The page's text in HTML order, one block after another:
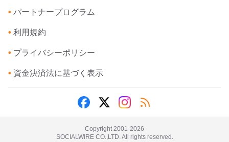
• パートナープログラム
• 利用規約
• プライバシーポリシー
• 資金決済法に基づく表示
Copyright 2001-2026
SOCIALWIRE CO.,LTD. All rights reserved.